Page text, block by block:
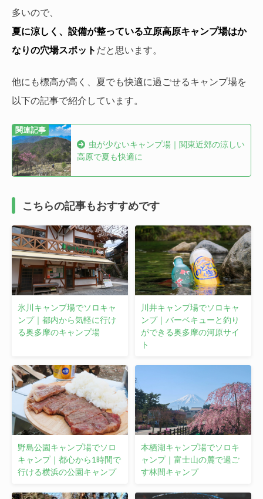
多いので、
夏に涼しく、設備が整っている立原高原キャンプ場はか
なりの穴場スポット だと思います。
他にも標高が高く、夏でも快適に過ごせるキャンプ場を
以下の記事で紹介しています。
虫が少ないキャンプ場｜関東近郊の涼しい
高原で夏も快適に
こちらの記事もおすすめです
氷川キャンプ場でソロキャ
ンプ｜都内から気軽に行け
る奥多摩のキャンプ場
川井キャンプ場でソロキャ
ンプ｜バーベキューと釣り
ができる奥多摩の河原サイ
ト
野島公園キャンプ場でソロ
キャンプ｜都心から1時間で
行ける横浜の公園キャンプ
本栖湖キャンプ場でソロキ
ャンプ｜富士山の麓で過ご
す林間キャンプ